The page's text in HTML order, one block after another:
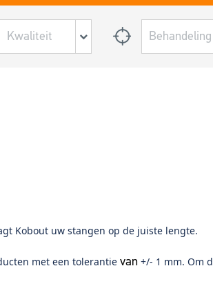
Kobout uw stangen op de juiste lengte.
met een tolerantie van +/- 1 mm. Om